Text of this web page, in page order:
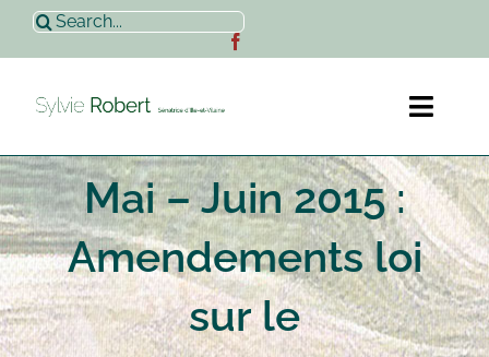
Passer
contenu
Rechercher:
Accueil
Sylvie Robert
Actualités
Mai – Juin 2015 :
Amendements loi
sur le